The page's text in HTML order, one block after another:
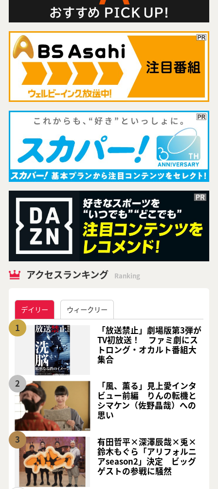
アクセスランキング Ranking
デイリー ウィークリー
1
「放送禁止」劇場版第3弾が
TV初放送！ ファミ劇にス
トロング・オカルト番組大
集合
2
「風、薫る」見上愛インタ
ビュー前編 りんの転機と
シマケン（佐野晶哉）への
思い
3
有田哲平×深澤辰哉×兎×
鈴木もぐら「アリフォルニ
アseason2」決定 ビッグ
ゲストの参戦に騒然